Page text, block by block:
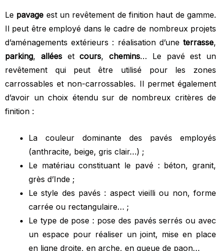
Le pavage est un revêtement de finition haut de gamme.
Il peut être employé dans le cadre de nombreux projets
d’aménagements extérieurs : réalisation d’une terrasse,
parking, alléesetcours, chemins… Le pavé est un
revêtement qui peut être utilisé pour les zones
carrossables et non-carrossables. Il permet également
d’avoir un choix étendu sur de nombreux critères de
finition :
La couleur dominante des pavés employés
(anthracite, beige, gris clair…) ;
Le matériau constituant le pavé : béton, granit,
grès d’Inde ;
Le style des pavés : aspect vieilli ou non, forme
carrée ou rectangulaire… ;
Le type de pose : pose des pavés serrés ou avec
un espace pour réaliser un joint, mise en place
en ligne droite, en arche, en queue de paon…